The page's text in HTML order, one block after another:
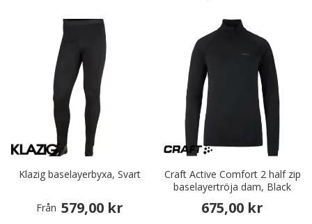
Klazig baselayerbyxa, Svart
Från 579,00 kr
Craft Active Comfort 2 half zip
baselayertröja dam, Black
675,00 kr